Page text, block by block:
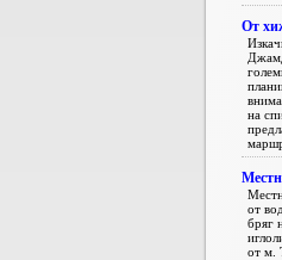
От
на
от
бряг
от м.